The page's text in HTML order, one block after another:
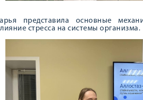
представила основные
стресса на системы организма.